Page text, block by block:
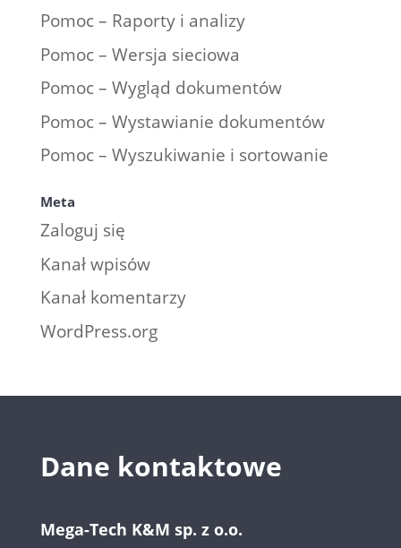
Pomoc – Raporty i analizy
Pomoc – Wersja sieciowa
Pomoc – Wygląd dokumentów
Pomoc – Wystawianie dokumentów
Pomoc – Wyszukiwanie i sortowanie
Meta
Zaloguj się
Kanał wpisów
Kanał komentarzy
WordPress.org
Dane kontaktowe
Mega-Tech K&M sp. z o.o.